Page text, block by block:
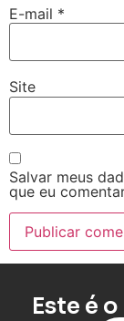
E-mail *
Site
Salvar meus
que eu
Este é